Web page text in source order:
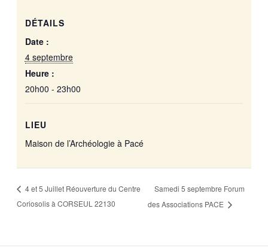
DÉTAILS
Date :
4 septembre
Heure :
20h00 - 23h00
LIEU
Maison de l’Archéologie à Pacé
4 et 5 Juillet Réouverture du Centre
Coriosolis à CORSEUL 22130
Samedi 5 septembre Forum
des Associations PACE